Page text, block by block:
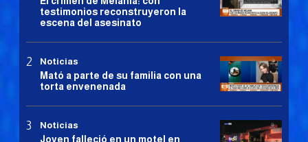
testimonios reconstruyeron la
escena del asesinato
Noticias
Mató a parte de su familia con una
torta envenenada
Noticias
Joven falleció en un motel en